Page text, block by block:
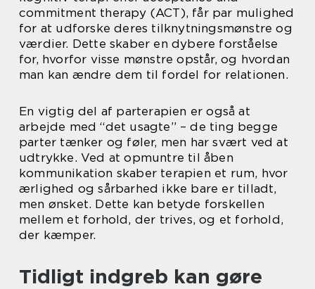
commitment therapy (ACT), får par mulighed
for at udforske deres tilknytningsmønstre og
værdier. Dette skaber en dybere forståelse
for, hvorfor visse mønstre opstår, og hvordan
man kan ændre dem til fordel for relationen.
En vigtig del af parterapien er også at
arbejde med “det usagte” – de ting begge
parter tænker og føler, men har svært ved at
udtrykke. Ved at opmuntre til åben
kommunikation skaber terapien et rum, hvor
ærlighed og sårbarhed ikke bare er tilladt,
men ønsket. Dette kan betyde forskellen
mellem et forhold, der trives, og et forhold,
der kæmper.
Tidligt indgreb kan gøre